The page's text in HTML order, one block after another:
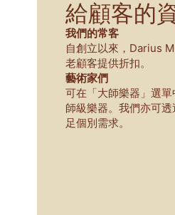
給顧客的
我們的常客
自創立以來，Darius
老顧客提供折扣。
藝術家們
可在「大師樂器」選
師級樂器。我們亦可
足個別需求。